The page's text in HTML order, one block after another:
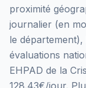
proximité
journalier (en
le
évaluations
EHPAD de la
128.43€/jour.